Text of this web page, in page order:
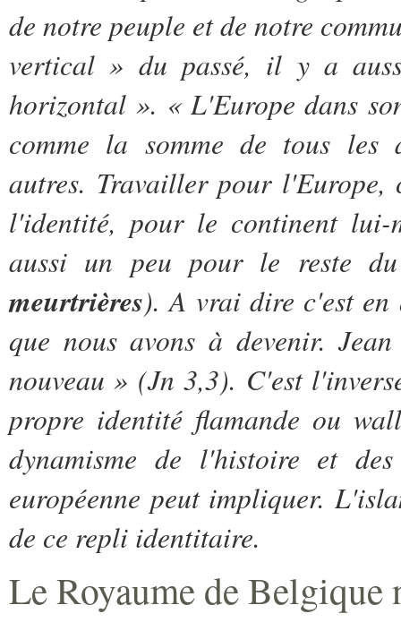
de notre peuple et de notre
vertical » du passé, il y a
horizontal ». « L'Europe dans
comme la somme de tous les
autres. Travailler pour
l'identité, pour le continent lui-
aussi un peu pour le reste
meurtrières). A vrai dire c'est en
que nous avons à devenir.
nouveau » (Jn 3,3). C'est
propre identité flamande ou
dynamisme de l'histoire et
européenne peut impliquer.
de ce repli identitaire.
Le Royaume de Belgique